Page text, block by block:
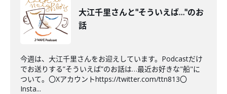
大江千里さんと"そういえば…"のお
話
今週は、大江千里さんをお迎えしています。Podcastだけ
でお送りする”そういえば”のお話は…最近お好きな"船"に
ついて。〇Xアカウントhttps://twitter.com/ttn813〇
Insta...